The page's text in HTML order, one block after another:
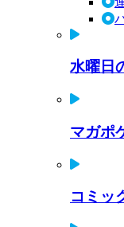
水曜日
マガポ
コミッ